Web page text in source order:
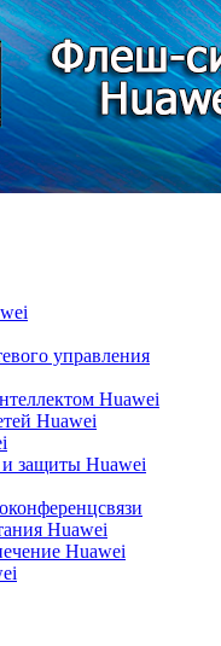
управления
Huawei
Huawei
и защиты Huawei
Huawei
Huawei